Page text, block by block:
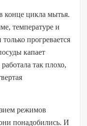
конце цикла мытья.
температуре и
прогревается
капает
так плохо,
режимов
понадобились. И